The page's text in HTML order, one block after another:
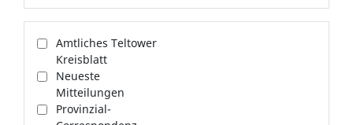
Amtliches Teltower
Kreisblatt
Neueste
Mitteilungen
Provinzial-